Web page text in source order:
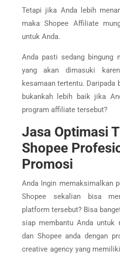
Tetapi jika Anda lebih
maka Shopee Affiliate
untuk Anda.
Anda pasti sedang bingung
yang akan dimasuki
kesamaan tertentu. Daripada
bukankah lebih baik jika
program affiliate tersebut?
Jasa Optimasi
Shopee
Promosi
Anda Ingin memaksimalkan
Shopee sekalian bisa
platform tersebut? Bisa
siap membantu Anda untuk
dan Shopee anda dengan
creative agency yang